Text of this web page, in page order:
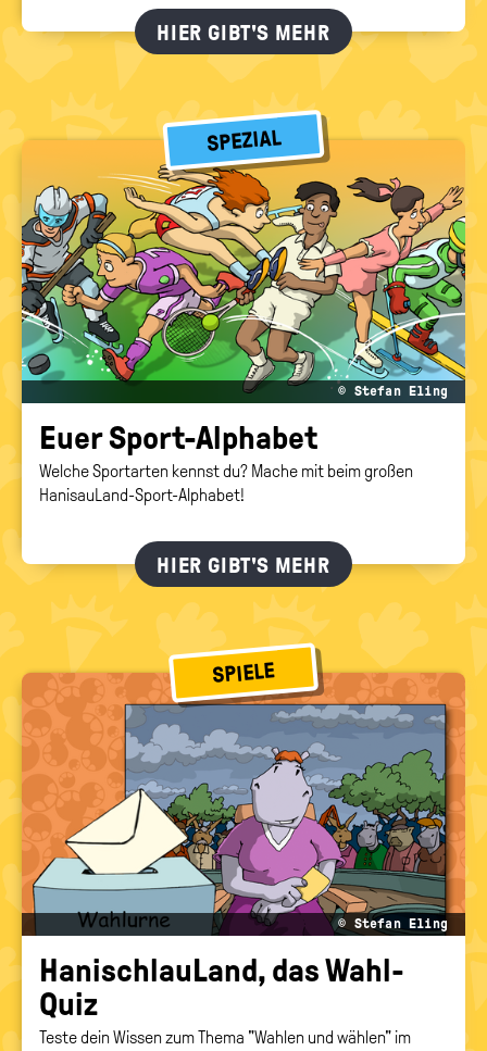
HIER GIBT'S MEHR
SPEZIAL
© Stefan Eling
Euer Sport-​Alphabet
Welche Sportarten kennst du? Mache mit beim großen
HanisauLand-Sport-Alphabet!
HIER GIBT'S MEHR
SPIELE
© Stefan Eling
Ha­nischlau­Land, das Wahl-​
Quiz
Teste dein Wissen zum Thema "Wahlen und wählen" im